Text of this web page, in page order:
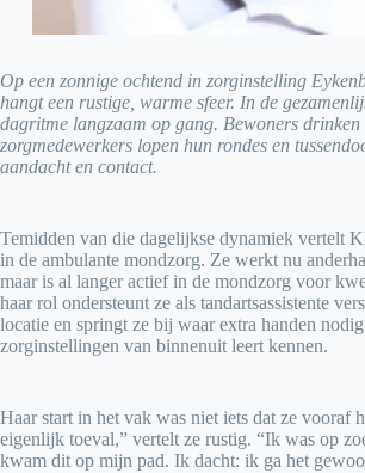
Op een zonnige ochtend in zorginstelling
hangt een rustige, warme sfeer. In de
dagritme langzaam op gang. Bewoners drinken
zorgmedewerkers lopen hun rondes en
aandacht en contact.
Temidden van die dagelijkse dynamiek vertelt
in de ambulante mondzorg. Ze werkt nu
maar is al langer actief in de mondzorg voor
haar rol ondersteunt ze als tandartsassistente
locatie en springt ze bij waar extra handen
zorginstellingen van binnenuit leert kennen.
Haar start in het vak was niet iets dat ze vooraf
eigenlijk toeval,” vertelt ze rustig. “Ik was op
kwam dit op mijn pad. Ik dacht: ik ga het